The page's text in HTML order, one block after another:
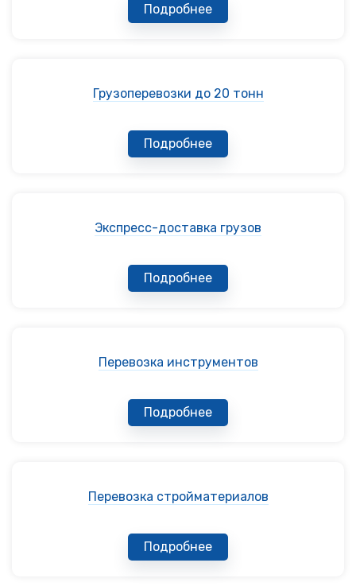
Подробнее
Грузоперевозки до 20 тонн
Подробнее
Экспресс-доставка грузов
Подробнее
Перевозка инструментов
Подробнее
Перевозка стройматериалов
Подробнее